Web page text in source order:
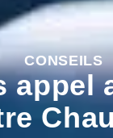
CONSEILS
appel